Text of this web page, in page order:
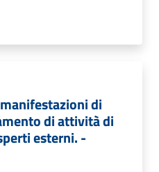
di
di attività di
esterni. -